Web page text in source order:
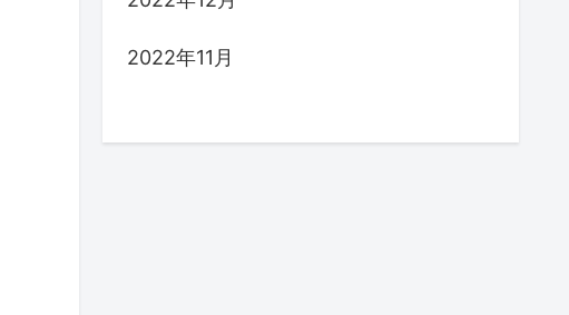
2022年11月